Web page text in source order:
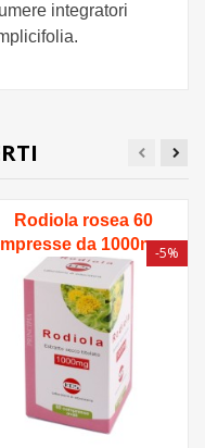
integratori
Rodiola rosea 60
da 1000mg-5%